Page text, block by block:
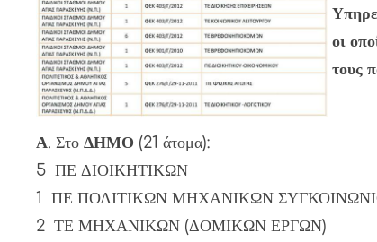
οι
τους
Α. Στο ΔΗΜΟ (21 άτομα):
5 ΠΕ ΔΙΟΙΚΗΤΙΚΩΝ
1 ΠΕ ΠΟΛΙΤΙΚΩΝ ΜΗΧΑΝΙΚΩΝ
2 ΤΕ ΜΗΧΑΝΙΚΩΝ (ΔΟΜΙΚΩΝ ΕΡΓΩΝ)